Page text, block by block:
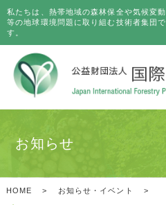
私たちは、熱帯地域の森林保全や気候変動
等の地球環境問題に取り組む技術者集団で
す。
お知らせ
HOME > お知らせ・イベント >